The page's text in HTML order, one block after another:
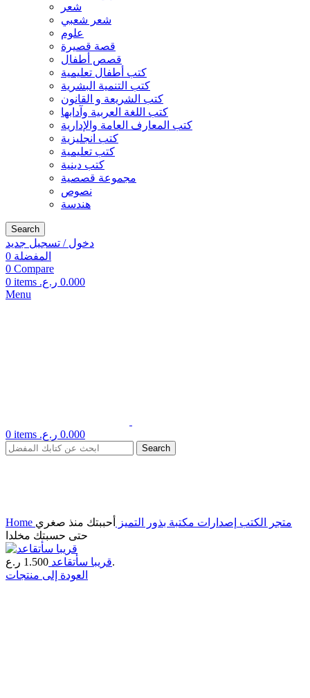
شعر
شعر شعبي
علوم
قصة قصيرة
قصص أطفال
كتب أطفال تعليمية
كتب التنمية البشرية
كتب الشريعة و القانون
كتب اللغة العربية وآدابها
كتب المعارف العامة والإدارية
كتب انجليزية
كتب تعليمية
كتب دينية
مجموعة قصصية
نصوص
هندسة
Search
دخول / تسجيل جديد
0 المفضلة
0 Compare
0 items 0.000 ر.ع.
Menu
0 items 0.000 ر.ع.
Search
Home
متجر الكتب إصدارات مكتبة بذور التميز
أحببتك منذ صغري
حتى حسبتك مخلدا
قريبا سأتقاعد 1.500
ر.ع.
العودة إلى منتجات